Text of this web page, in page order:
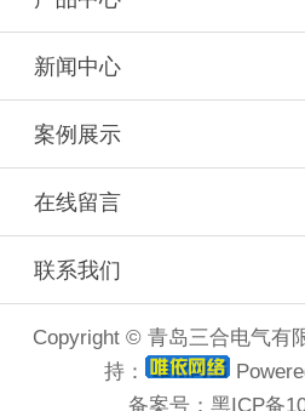
新闻中心
案例展示
在线留言
联系我们
Copyright © 青岛三合电气有
持：
备案号： 黑ICP备